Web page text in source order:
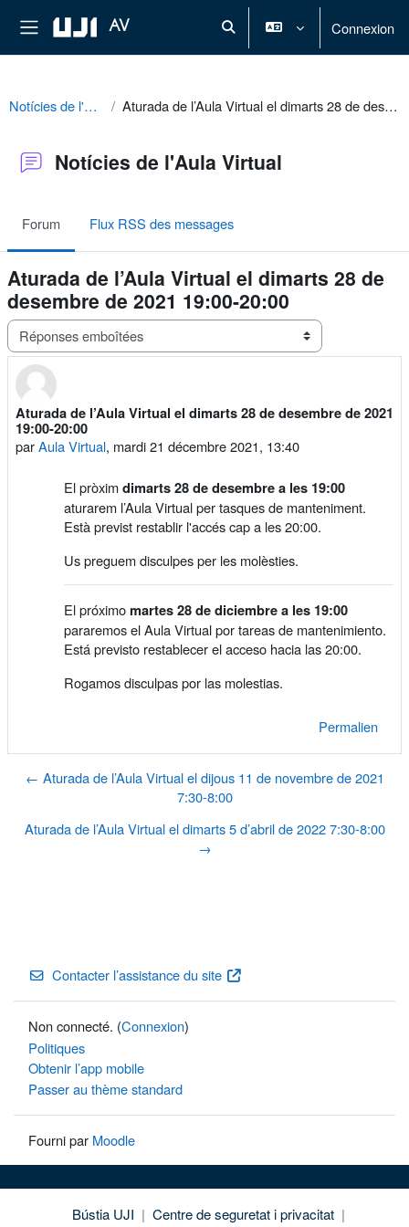
Panneau latéral
AV Activer/désactiver la saisie de
Connexion
Notícies de l'Aula Virtual Aturada de l’Aula Virtual el dimarts 28 de desembre de 2021 19:00-20:00
Notícies de l'Aula Virtual
Forum Flux RSS des messages
Aturada de l’Aula Virtual el dimarts 28 de
desembre de 2021 19:00-20:00
Type d’affichage
Aturada de l’Aula Virtual el dimarts 28 de desembre de 2021
19:00-20:00
parAula Virtual, mardi 21 décembre 2021, 13:40
Nombre de réponses : 0
El pròximdimarts 28 de desembre a les 19:00
aturarem l’Aula Virtual per tasques de manteniment.
Està previst restablir l'accés cap a les 20:00.
Us preguem disculpes per les molèsties.
El próximomartes 28 de diciembre a les 19:00
pararemos el Aula Virtual por tareas de mantenimiento.
Está previsto restablecer el acceso hacia las 20:00.
Rogamos disculpas por las molestias.
Permalien
← Aturada de l’Aula Virtual el dijous 11 de novembre de 2021
7:30-8:00
Aturada de l’Aula Virtual el dimarts 5 d’abril de 2022 7:30-8:00
→
Contacter l’assistance du site
Non connecté. (Connexion)
Politiques
Obtenir l’app mobile
Passer au thème standard
Fourni par Moodle
Bústia UJI | Centre de seguretat i privacitat |